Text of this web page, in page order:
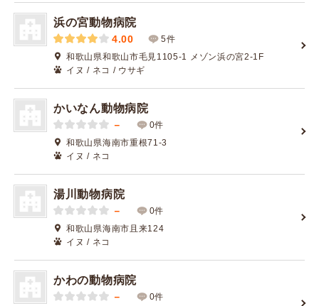
浜の宮動物病院
4.00
5件
和歌山県和歌山市毛見1105-1 メゾン浜の宮2-1F
イヌ / ネコ / ウサギ
かいなん動物病院
－
0件
和歌山県海南市重根71-3
イヌ / ネコ
湯川動物病院
－
0件
和歌山県海南市且来124
イヌ / ネコ
かわの動物病院
－
0件